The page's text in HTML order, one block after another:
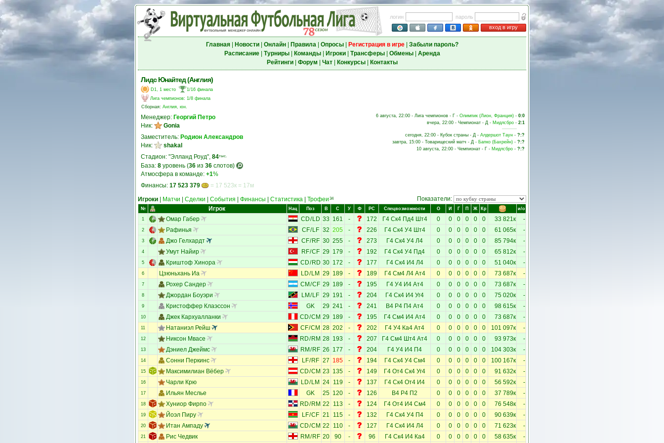
логин
пароль
вход в игру
Главная| Новости| Онлайн| Правила| Опросы| Регистрация в игре| Забыли пароль?
Расписание| Турниры| Команды| Игроки| Трансферы| Обмены| Аренда
Рейтинги| Форум Чат| Конкурсы| Контакты
Лидс Юнайтед (Англия)
D1, 1 место
1/16 финала
Лига чемпионов: 1/8 финала
Сборная: Англия, юн.
Менеджер: Георгий Петро
Ник:
Gonia
Заместитель: Родион Александров
Ник:
shakal
Стадион: "Элланд Роуд", 84тыс.
База: 8 уровень (36 из 36 слотов)
Атмосфера в команде: +1%
Финансы: 17 523 379 = 17 523к = 17м
6 августа, 22:00 - Лига чемпионов - Г - Олимпик (Лион, Франция) - 0:0
вчера, 22:00 - Чемпионат - Д - Мидлсбро - 2:1
сегодня, 22:00 - Кубок страны - Д - Алдершот Таун - ?:?
завтра, 15:00 - Товарищеский матч - Д - Бапко (Бахрейн) - ?:?
10 августа, 22:00 - Чемпионат - Г - Мидлсбро - ?:?
Игроки Матчи Сделки События Финансы Статистика Трофеи 34 Показатели:
№ Игрок Нац Поз В С У Ф РС Спецвозможности О И Г П Ж Кр и/о
1 Омар Габер CD/LD 33 161 - 172 Г4 Ск4 Пд4 Шт4 0 0 0 0 0 0 33 821к -
2 Рафинья CF/LF 32 205 - 226 Г4 Ск4 У4 Шт4 0 0 0 0 0 0 61 065к -
3 Джо Гелхардт CF/RF 30 255 - 273 Г4 Ск4 У4 Л4 0 0 0 0 0 0 85 794к -
4 Умут Найир RF/CF 29 179 - 192 Г4 Ск4 У4 Пд4 0 0 0 0 0 0 65 812к -
5 Криштоф Хинора CD/RD 30 172 - 177 Г4 Ск4 И4 Л4 0 0 0 0 0 0 51 040к -
6 Цзюньхань Иа LD/ LM 29 189 - 189 Г4 См4 Л4 Ат4 0 0 0 0 0 0 73 687к -
7 Рохер Сандер CM /CF 29 189 - 195 Г4 У4 И4 Ат4 0 0 0 0 0 0 73 687к -
8 Джордан Боуэри LM / LF 29 191 - 204 Г4 Ск4 И4 Уг4 0 0 0 0 0 0 75 020к -
9 Кристоффер Клаэссон GK 29 241 - 241 В4 Р4 П4 Ат4 0 0 0 0 0 0 98 615к -
10 Джек Кархуалланки CD/CM 29 189 - 195 Г4 См4 И4 Ат4 0 0 0 0 0 0 73 687к -
11 Натаниэл Рейш CF/CM 28 202 - 202 Г4 У4 Ка4 Ат4 0 0 0 0 0 0 101 097к -
12 Никсон Мвасе RD/ RM 28 193 - 207 Г4 См4 Шт4 Ат4 0 0 0 0 0 0 93 973к -
13 Дэниел Джеймс RM / RF 26 177 - 204 Г4 У4 И4 П4 0 0 0 0 0 0 104 303к -
14 Сонни Перкинс LF/RF 27 185 - 194 Г4 Ск4 У4 См4 0 0 0 0 0 0 100 167к -
15 Максимилиан Вёбер CD/CM 23 135 - 149 Г4 От4 Ск4 Уг4 0 0 0 0 0 0 91 632к -
16 Чарли Крю LD/ LM 24 119 - 137 Г4 Ск4 От4 И4 0 0 0 0 0 0 56 592к -
17 Ильян Меслье GK 25 120 - 126 В4 Р4 П2 0 0 0 0 0 0 37 789к -
18 Хуниор Фирпо RD/ RM 22 113 - 124 Г4 От4 И4 См4 0 0 0 0 0 0 76 548к -
19 Йоэл Пиру LF/CF 21 115 - 132 Г4 Ск4 У4 П4 0 0 0 0 0 0 90 639к -
20 Итан Ампаду CD/CM 22 110 - 127 Г4 Ск4 И4 Л4 0 0 0 0 0 0 71 623к -
21 Рис Чедвик RM / RF 20 90 - 96 Г4 Ск4 И4 Ка4 0 0 0 0 0 0 58 635к -